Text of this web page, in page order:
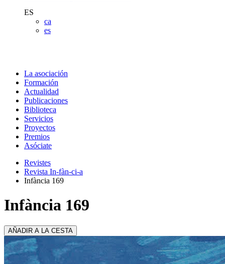
ES
ca
es
La asociación
Formación
Actualidad
Publicaciones
Biblioteca
Servicios
Proyectos
Premios
Asóciate
Revistes
Revista In-fàn-ci-a
Infància 169
Infància 169
AÑADIR A LA CESTA